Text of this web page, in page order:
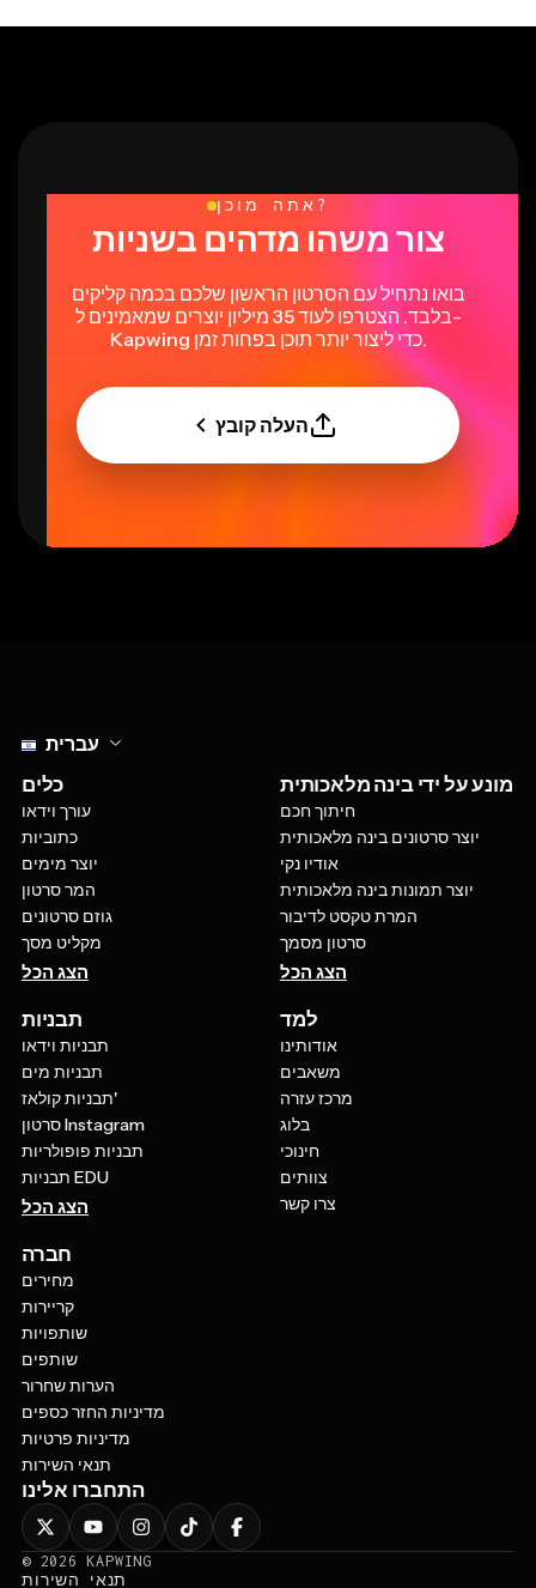
אתה מוכן?
צור משהו מדהים בשניות
בואו נתחיל עם הסרטון הראשון שלכם בכמה קליקים
בלבד. הצטרפו לעוד 35 מיליון יוצרים שמאמינים ל-
Kapwing כדי ליצור יותר תוכן בפחות זמן.
העלה קובץ
עברית
כלים
עורך וידאו
כתוביות
יוצר מימים
המר סרטון
גוזם סרטונים
מקליט מסך
הצג הכל
מונע על ידי בינה מלאכותית
חיתוך חכם
יוצר סרטונים בינה מלאכותית
אודיו נקי
יוצר תמונות בינה מלאכותית
המרת טקסט לדיבור
סרטון מסמך
הצג הכל
תבניות
תבניות וידאו
תבניות מים
תבניות קולאז'
סרטון Instagram
תבניות פופולריות
תבניות EDU
הצג הכל
למד
אודותינו
משאבים
מרכז עזרה
בלוג
חינוכי
צוותים
צרו קשר
חברה
מחירים
קריירות
שותפויות
שותפים
הערות שחרור
מדיניות החזר כספים
מדיניות פרטיות
תנאי השירות
התחברו אלינו
© 2026
KAPWING
תנאי השירות